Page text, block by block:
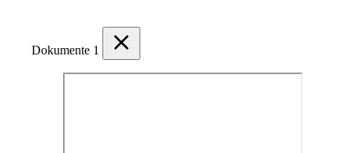
Dokumente 1